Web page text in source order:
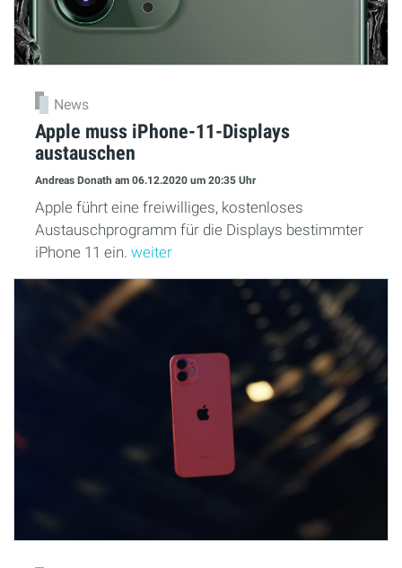
News
Apple muss iPhone-11-Displays
austauschen
Andreas Donath am 06.12.2020 um 20:35 Uhr
Apple führt eine freiwilliges, kostenloses
Austauschprogramm für die Displays bestimmter
iPhone 11 ein. weiter